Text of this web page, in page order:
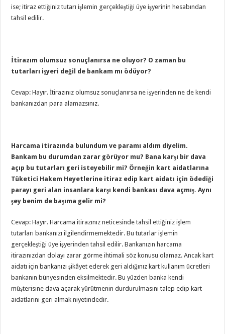
ise; itiraz ettiğiniz tutarı işlemin gerçekleştiği üye işyerinin hesabından
tahsil edilir.
İtirazım olumsuz sonuçlanırsa ne oluyor? O zaman bu
tutarları işyeri değil de bankam mı ödüyor?
Cevap: Hayır. İtirazınız olumsuz sonuçlanırsa ne işyerinden ne de kendi
bankanızdan para alamazsınız.
Harcama itirazında bulundum ve paramı aldım diyelim.
Bankam bu durumdan zarar görüyor mu? Bana karşı bir dava
açıp bu tutarları geri isteyebilir mi? Örneğin kart aidatlarına
Tüketici Hakem Heyetlerine itiraz edip kart aidatı için ödediği
parayı geri alan insanlara karşı kendi bankası dava açmış. Aynı
şey benim de başıma gelir mi?
Cevap: Hayır. Harcama itirazınız neticesinde tahsil ettiğiniz işlem
tutarları bankanızı ilgilendirmemektedir. Bu tutarlar işlemin
gerçekleştiği üye işyerinden tahsil edilir. Bankanızın harcama
itirazınızdan dolayı zarar görme ihtimali söz konusu olamaz. Ancak kart
aidatı için bankanızı şikâyet ederek geri aldığınız kart kullanım ücretleri
bankanın bünyesinden eksilmektedir. Bu yüzden banka kendi
müşterisine dava açarak yürütmenin durdurulmasını talep edip kart
aidatlarını geri almak niyetindedir.